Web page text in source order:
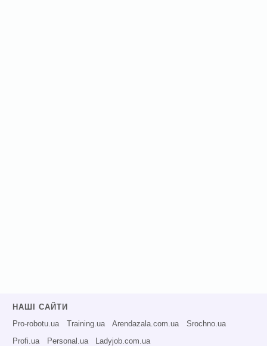
НАШІ САЙТИ
Pro-robotu.ua Training.ua Arendazala.com.ua Srochno.ua
Profi.ua Personal.ua Ladyjob.com.ua